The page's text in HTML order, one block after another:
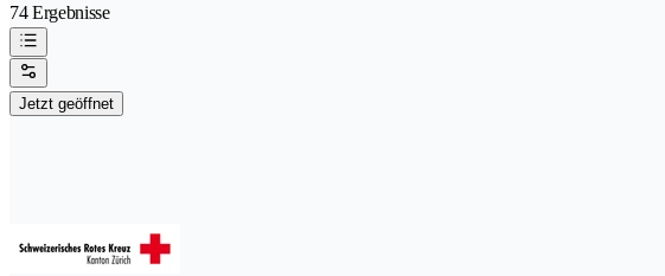
74 Ergebnisse
Jetzt geöffnet